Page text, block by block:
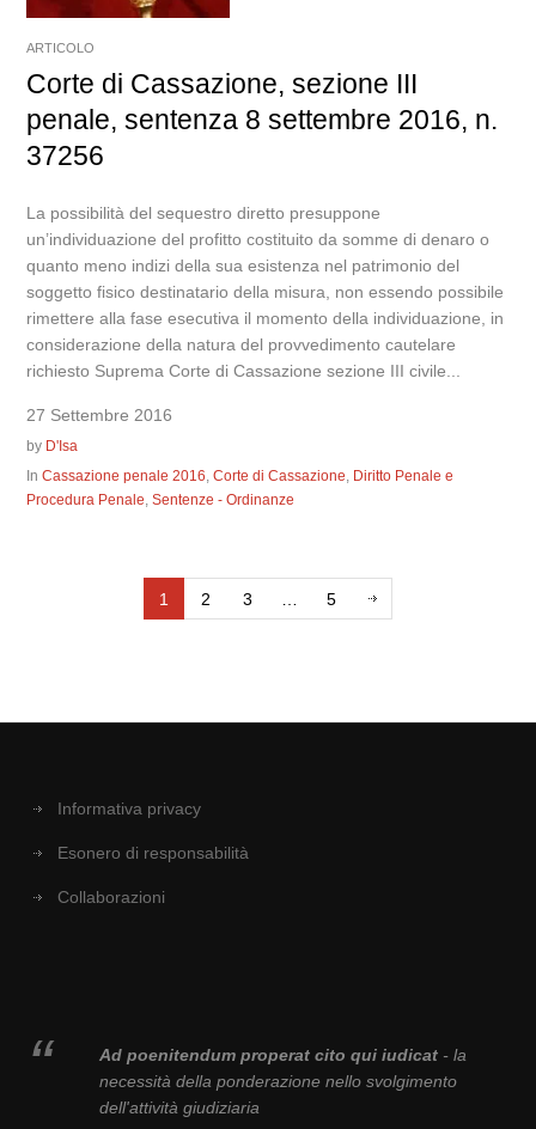
ARTICOLO
Corte di Cassazione, sezione III
penale, sentenza 8 settembre 2016, n.
37256
La possibilità del sequestro diretto presuppone
un’individuazione del profitto costituito da somme di denaro o
quanto meno indizi della sua esistenza nel patrimonio del
soggetto fisico destinatario della misura, non essendo possibile
rimettere alla fase esecutiva il momento della individuazione, in
considerazione della natura del provvedimento cautelare
richiesto Suprema Corte di Cassazione sezione III civile...
27 Settembre 2016
by D'Isa
InCassazione penale 2016,Corte di Cassazione, Diritto Penale e
Procedura Penale,Sentenze - Ordinanze
1 2 3 5
Informativa privacy
Esonero di responsabilità
Collaborazioni
Ad poenitendum properat cito qui iudicat- la
necessità della ponderazione nello svolgimento
dell'attività giudiziaria